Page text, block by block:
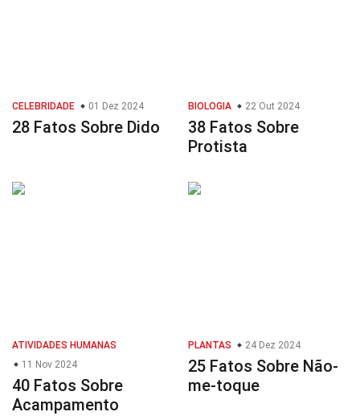
CELEBRIDADE 01 Dez 2024
28 Fatos Sobre Dido
BIOLOGIA 22 Out 2024
38 Fatos Sobre
Protista
ATIVIDADES HUMANAS
11 Nov 2024
40 Fatos Sobre
Acampamento
PLANTAS 24 Dez 2024
25 Fatos Sobre Não-
me-toque